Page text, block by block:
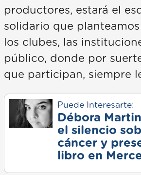
productores, estará el
solidario que
los clubes, las
público, donde por
que participan, siempre
Puede Interesarte:
Débora
el silencio
cáncer y
libro en